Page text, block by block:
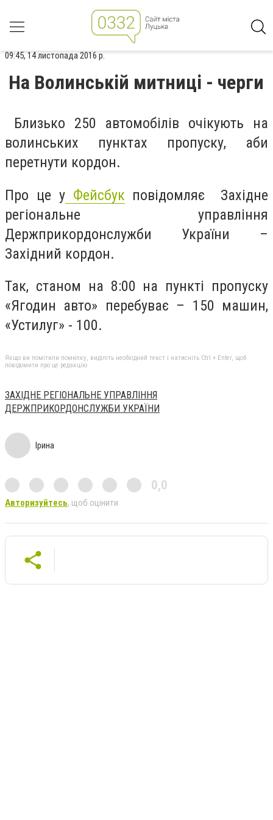
09:45, 14 листопада 2016 р.
На Волинській митниці - черги
Близько 250 автомобілів очікують на
волинських пунктах пропуску, аби
перетнути кордон.
Про це уФейсбук повідомляє Західне
регіональне управління
Держприкордонслужби України –
Західний кордон.
Так, станом на 8:00 на пункті пропуску
«Ягодин авто» перебуває – 150 машин,
«Устилуг» - 100.
Якщо ви помітили помилку, виділіть необхідний текст і натисніть Ctrl + Enter, щоб
повідомити про це редакцію
ЗАХІДНЕ РЕГІОНАЛЬНЕ УПРАВЛІННЯ
ДЕРЖПРИКОРДОНСЛУЖБИ УКРАЇНИ
Ірина
0,0
Авторизуйтесь, щоб оцінити